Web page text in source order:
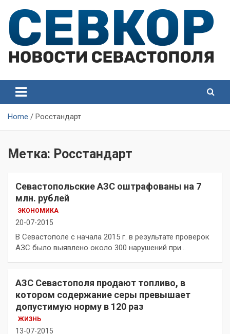
content
Севастополя
Севастополя
Home Росстандарт
Метка: Росстандарт
Севастопольские АЗС оштрафованы на 7
млн. рублей
ЭКОНОМИКА
20-07-2015
В Севастополе с начала 2015 г. в результате проверок
АЗС было выявлено около 300 нарушений при…
АЗС Севастополя продают топливо, в
котором содержание серы превышает
допустимую норму в 120 раз
ЖИЗНЬ
13-07-2015